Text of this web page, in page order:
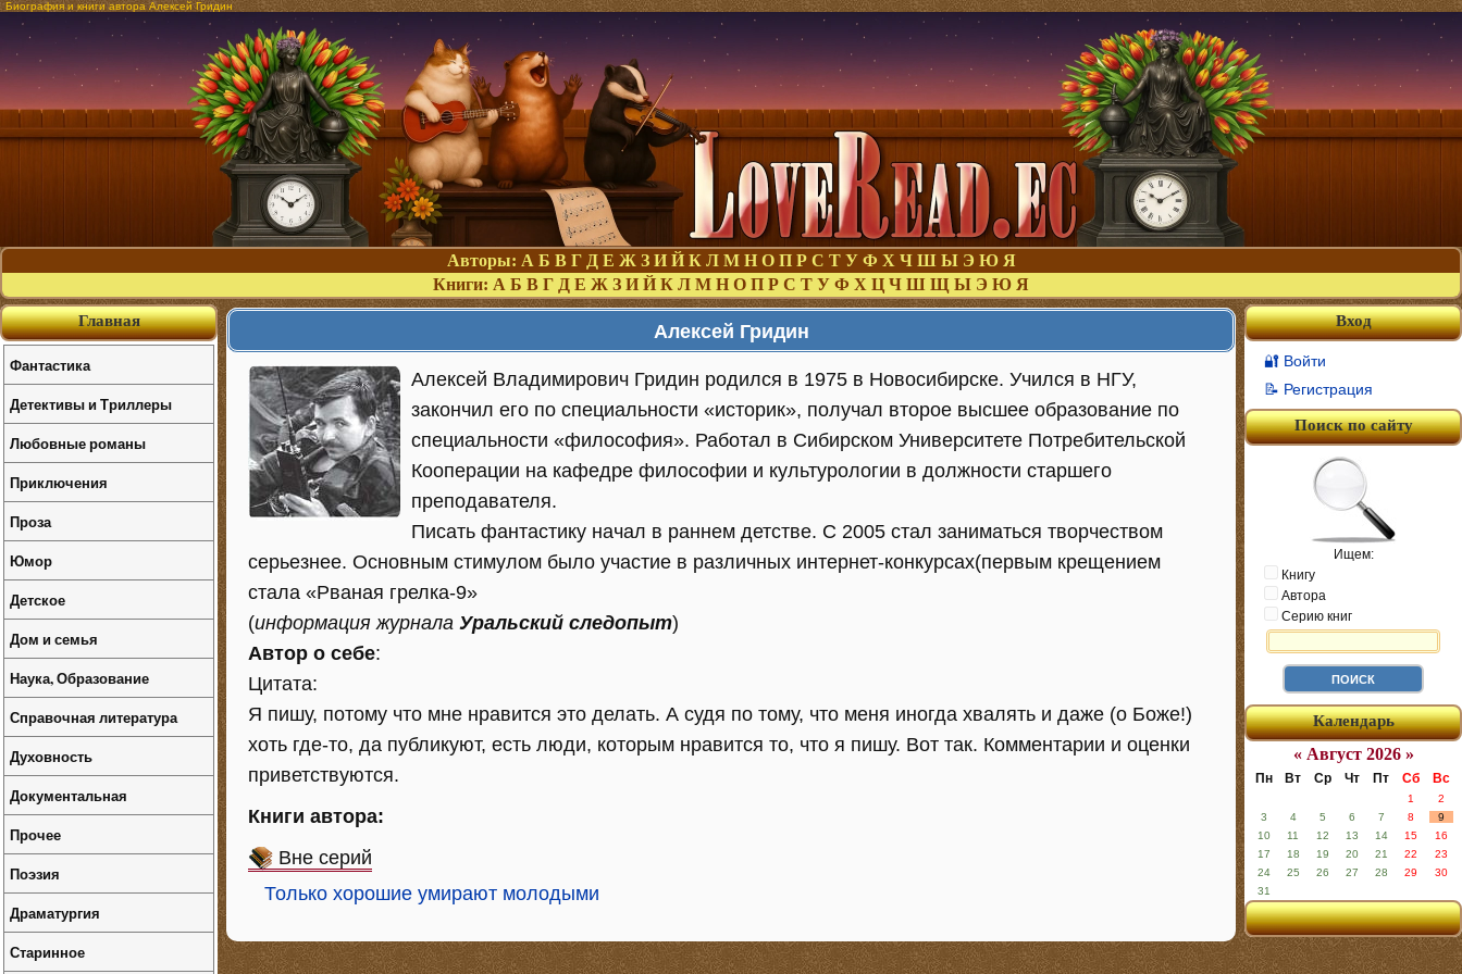
Биография и книги автора Алексей Гридин
Авторы: А Б В Г Д Е Ж З И Й К Л М Н О П Р С Т У Ф Х Ч Ш Ы Э Ю Я
Книги: А Б В Г Д Е Ж З И Й К Л М Н О П Р С Т У Ф Х Ц Ч Ш Щ Ы Э Ю Я
Алексей Гридин
Алексей Владимирович Гридин родился в 1975 в Новосибирске. Учился в НГУ,
закончил его по специальности «историк», получал второе высшее образование по
специальности «философия». Работал в Сибирском Университете Потребительской
Кооперации на кафедре философии и культурологии в должности старшего
преподавателя.
Писать фантастику начал в раннем детстве. С 2005 стал заниматься творчеством
серьезнее. Основным стимулом было участие в различных интернет-конкурсах(первым крещением
стала «Рваная грелка-9»
(информация журнала Уральский следопыт)
Автор о себе:
Цитата:
Я пишу, потому что мне нравится это делать. А судя по тому, что меня иногда хвалять и даже (о Боже!)
хоть где-то, да публикуют, есть люди, которым нравится то, что я пишу. Вот так. Комментарии и оценки
приветствуются.
Книги автора:
Вне серий
Только хорошие умирают молодыми
Вход
🔐 Войти
📝 Регистрация
Поиск по сайту
Ищем:
Книгу
Автора
Серию книг
Календарь
« Август 2026 »
Пн Вт Ср Чт Пт Сб Вс
1
2
3
4 5 6 7 8
9
10
11 12 13 14 15
16
17
18 19 20 21 22
23
24
25 26 27 28 29
30
31
Главная
Фантастика
Детективы и Триллеры
Любовные романы
Приключения
Проза
Юмор
Детское
Дом и семья
Наука, Образование
Справочная литература
Духовность
Документальная
Прочее
Поэзия
Драматургия
Старинное